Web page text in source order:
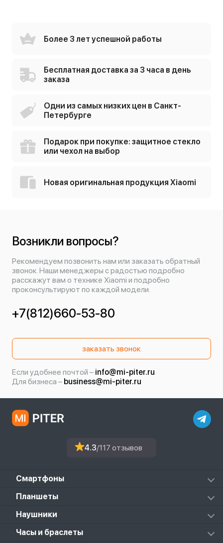
Более 3 лет успешной работы
Бесплатная доставка за 3 часа в день
заказа
Одни из самых низких цен в Санкт-
Петербурге
Подарок при покупке: защитное стекло
или чехол на выбор
Новая оригинальная продукция Xiaomi
Возникли вопросы?
Рекомендуем позвонить нам или заказать обратный
звонок. Наши менеджеры с радостью подробно
расскажут вам о технике Xiaomi и подробно
проконсультируют по каждой модели.
+7(812)660-53-80
заказать звонок
Если удобнее почтой – info@mi-piter.ru
Для бизнеса – business@mi-piter.ru
4.3/117 отзывов
Смартфоны
Redmi
Mi
Black Shark
Планшеты
Mi Pad 6S Pro
Mi Pad 7 Pro
Наушники
Mi FlipBuds Pro
Часы и браслеты